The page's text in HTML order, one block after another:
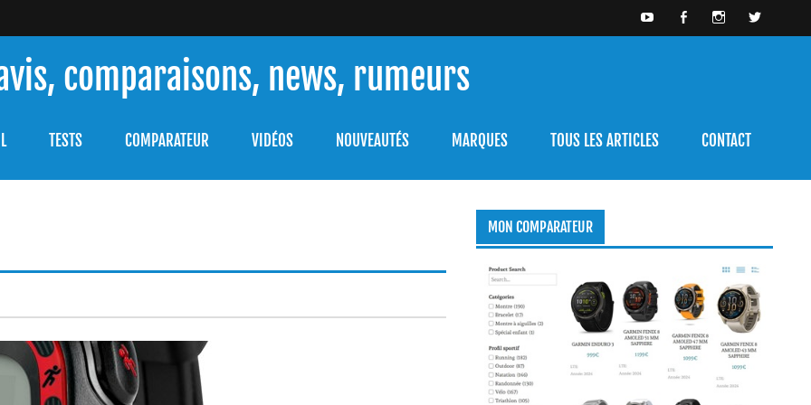
comparaisons, news, rumeurs
TESTS COMPARATEUR VIDÉOS NOUVEAUTÉS MARQUES TOUS LES ARTICLES CONTACT
MON COMPARATEUR